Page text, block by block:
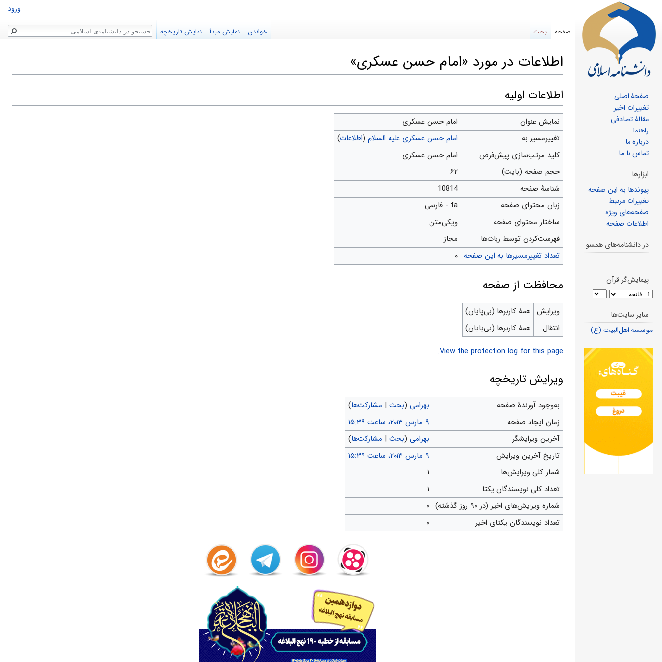
اطلاعات در مورد «امام حسن عسکرى»
پرش
به
ناوبری
پرش
به
جستجو
اطلاعات اولیه
نمایش عنوان
امام حسن عسکرى
تغییرمسیر به
امام حسن عسکری علیه السلام(اطلاعات)
کلید مرتب‌سازی پیش‌فرض
امام حسن عسکرى
حجم صفحه (بایت)
۶۲
شناسهٔ صفحه
10814
زبان محتوای صفحه
fa - فارسی
ساختار محتوای صفحه
ویکی‌متن
‌فهرست‌کردن توسط ربات‌ها
مجاز
تعداد تغییرمسیرها به این صفحه ۰
محافظت از صفحه
ویرایش همهٔ کاربرها (بی‌پایان)
انتقال
همهٔ کاربرها (بی‌پایان)
View the protection log for this page.
ویرایش تاریخچه
به‌وجود آورندهٔ صفحه بهرامی (بحث| مشارکت‌ها)
زمان ایجاد صفحه
آخرین ویرایشگر
بهرامی (بحث| مشارکت‌ها)
تاریخ آخرین ویرایش
شمار کلی ویرایش‌ها
۱
تعداد کلی نویسندگان یکتا
۱
شماره ویرایش‌های اخیر (در ۹۰ روز گذشته)
۰
تعداد نویسندگان یکتای اخیر
۰
ورود
صفحه بحث خواندن نمایش مبدأ نمایش تاریخچه جستجو
صفحهٔ اصلی
تغییرات اخیر
مقالهٔ تصادفی
راهنما
درباره ما
تماس با ما
ابزارها
پیوندها به این صفحه
تغییرات مرتبط
صفحه‌های ویژه
اطلاعات صفحه
در دانشنامه‌های همسو
پیمایش‌گر قرآن
سایر سایت‌ها
موسسه اهل‌البیت (ع)